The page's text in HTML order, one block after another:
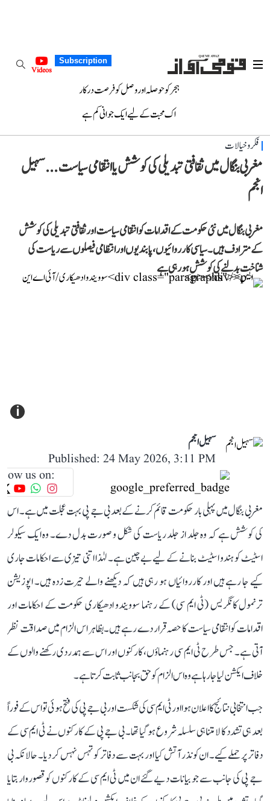
Subscription
Videos
ہجر کو حوصلہ اور وصل کو فرصت درکار
اک محبت کے لیے ایک جوانی کم ہے
فکر و خیالات
مغربی بنگال میں ثقافتی تبدیلی کی کوشش یا انتقامی سیاست...سہیل
انجم
مغربی بنگال میں نئی حکومت کے اقدامات کو انتقامی سیاست اور ثقافتی تبدیلی کی کوشش
کے مترادف ہیں۔ سیاسی کارروائیوں، پابندیوں اور انتظامی فیصلوں سے ریاست کی
شناخت بدلنے کی کوشش ہو رہی ہے
i
سہیل انجم
Published: 24 May 2026, 3:11 PM
us on:
مغربی بنگال میں پہلی بار حکومت قائم کرنے کے بعد بی جے پی بہت عجلت میں ہے۔ اس
کی کوشش ہے کہ وہ جلد از جلد ریاست کی شکل و صورت بدل دے۔ وہ ایک سیکولر
اسٹیٹ کو ہندو اسٹیٹ بنانے کے لیے بے چین ہے۔ لہٰذا اتنی تیزی سے احکامات جاری
کیے جا رہے ہیں اور کارروائیاں ہو رہی ہیں کہ دیکھنے والے حیرت زدہ ہیں۔ اپوزیشن
ترنمول کانگریس (ٹی ایم سی) کے رہنما سوویندو ادھیکاری حکومت کے احکامات اور
اقدامات کو انتقامی سیاست کا حصہ قرار دے رہے ہیں۔ بظاہر اس الزام میں صداقت نظر
آتی ہے۔ جس طرح ٹی ایم سی رہنماؤں، کارکنوں اور اس سے ہمدردی رکھنے والوں کے
خلاف ایکشن لیا جا رہا ہے وہ اس الزام کو حق بجانب ثابت کرتا ہے۔
جب انتخابی نتائج کا اعلان ہوا اور ٹی ایم سی کی شکست اور بی جے پی کی فتح ہوئی تو اس کے فوراً
بعد ہی تشدد کا لامتناہی سلسلہ شروع ہو گیا تھا۔ بی جے پی کے کارکنوں نے ٹی ایم سی کے
دفاتر پر حملے کیے۔ ان کو نذر آتش کیا اور بہت سے دفاتر کو تہس نہس کر دیا۔ حالانکہ بی
جے پی کی جانب سے جو بیانات دیے گئے ان میں ٹی ایم سی کے کارکنوں کو قصوروار بتایا